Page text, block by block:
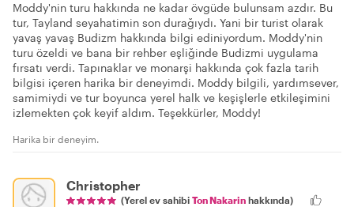
Moddy'nin turu hakkında ne kadar övgüde bulunsam azdır. Bu
tur, Tayland seyahatimin son durağıydı. Yani bir turist olarak
yavaş yavaş Budizm hakkında bilgi ediniyordum. Moddy'nin
turu özeldi ve bana bir rehber eşliğinde Budizmi uygulama
fırsatı verdi. Tapınaklar ve monarşi hakkında çok fazla tarih
bilgisi içeren harika bir deneyimdi. Moddy bilgili, yardımsever,
samimiydi ve tur boyunca yerel halk ve keşişlerle etkileşimini
izlemekten çok keyif aldım. Teşekkürler, Moddy!
Harika bir deneyim.
Christopher
(Yerel ev sahibi Ton Nakarin hakkında)